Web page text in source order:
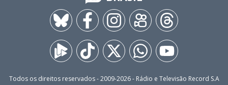
Todos os direitos reservados - 2009-2026- Rádio e Televisão Record S.A